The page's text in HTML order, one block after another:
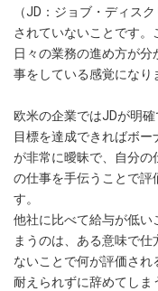
（JD：ジョブ・ディス
されていないことです。
日々の業務の進め方が
事をしている感覚になり
欧米の企業ではJDが明
目標を達成できればボ
が非常に曖昧で、自分
の仕事を手伝うことで評
す。
他社に比べて給与が低い
まうのは、ある意味で
ないことで何が評価さ
耐えられずに辞めてしま